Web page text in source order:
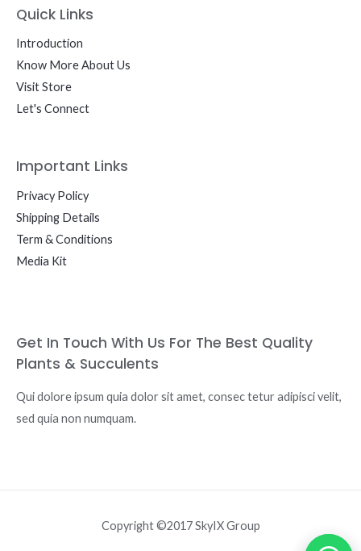
Quick Links
Introduction
Know More About Us
Visit Store
Let's Connect
Important Links
Privacy Policy
Shipping Details
Term & Conditions
Media Kit
Get In Touch With Us For The Best Quality
Plants & Succulents
Qui dolore ipsum quia dolor sit amet, consec tetur adipisci velit,
sed quia non numquam.
Copyright ©2017 SkyIX Group